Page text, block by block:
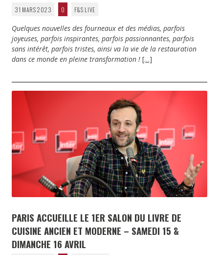
31 MARS 2023 0 F&S LIVE
Quelques nouvelles des fourneaux et des médias, parfois
joyeuses, parfois inspirantes, parfois passionnantes, parfois
sans intérêt, parfois tristes, ainsi va la vie de la restauration
dans ce monde en pleine transformation ! […]
PARIS ACCUEILLE LE 1ER SALON DU LIVRE DE
CUISINE ANCIEN ET MODERNE – SAMEDI 15 &
DIMANCHE 16 AVRIL